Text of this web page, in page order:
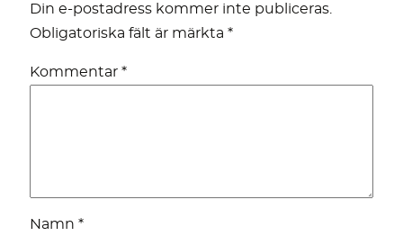
Din e-postadress kommer inte publiceras.
Obligatoriska fält är märkta *
Kommentar *
Namn *